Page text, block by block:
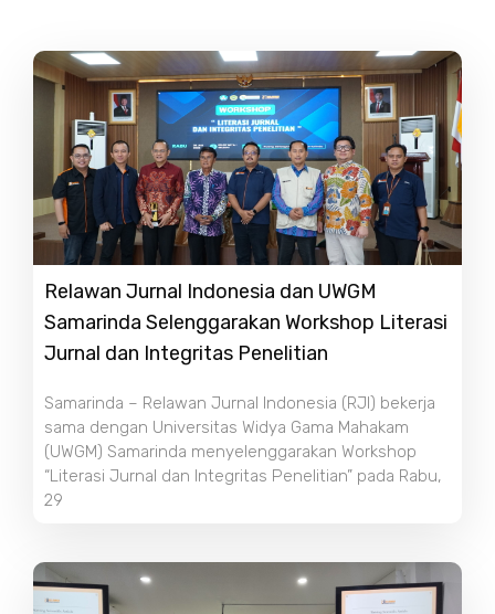
Relawan Jurnal Indonesia dan UWGM
Samarinda Selenggarakan Workshop Literasi
Jurnal dan Integritas Penelitian
Samarinda – Relawan Jurnal Indonesia (RJI) bekerja
sama dengan Universitas Widya Gama Mahakam
(UWGM) Samarinda menyelenggarakan Workshop
“Literasi Jurnal dan Integritas Penelitian” pada Rabu,
29